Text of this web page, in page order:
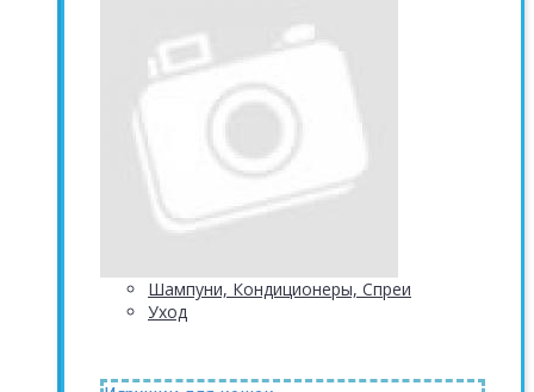
Шампуни, Кондиционеры, Спреи
Уход